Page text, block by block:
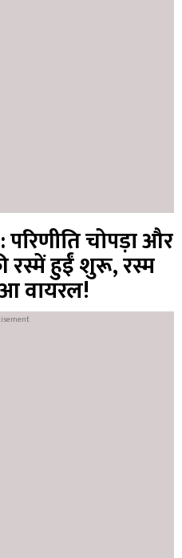
चोपड़ा और
रस्में हुईं शुरू, रस्म
वायरल!